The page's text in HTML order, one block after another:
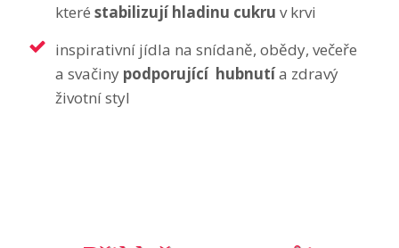
kteréstabilizují hladinu cukru v krvi
inspirativní jídla na snídaně, obědy, večeře
a svačiny podporující hubnutía zdravý
životní styl